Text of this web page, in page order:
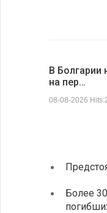
В Болгарии
на пер…
08-08-2026
Более